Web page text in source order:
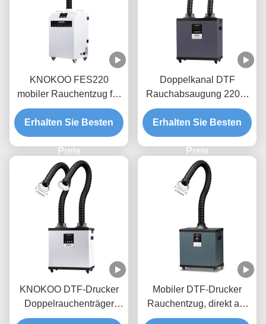
KNOKOO FES220
mobiler Rauchentzug für
DTF-Drucker 220W
AC220V AC110V
Erhalten Sie Besten
Preis
Doppelkanal DTF
Rauchabsaugung 220W
mit 310m²/h Luftstrom für
3D-Druck
Erhalten Sie Besten
Preis
KNOKOO DTF-Drucker
Doppelrauchenträger
FED200
Mobiler DTF-Drucker
Rauchentzug, direkt auf
Film Rauchentzug mit